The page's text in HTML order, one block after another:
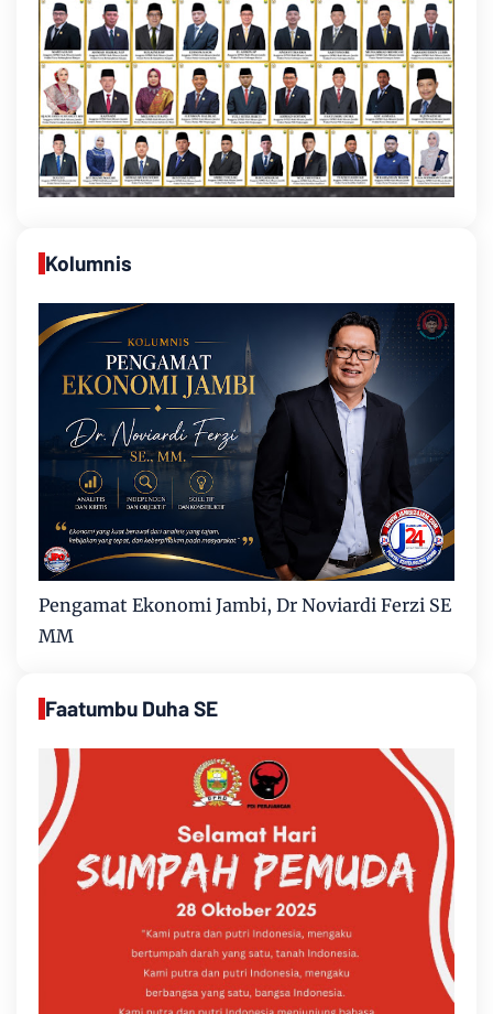
Kolumnis
Pengamat Ekonomi Jambi, Dr Noviardi Ferzi SE
MM
Faatumbu Duha SE